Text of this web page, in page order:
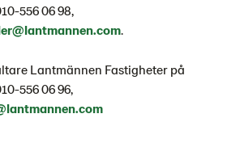
556 06 98,
.
Lantmännen Fastigheter på
556 06 96,